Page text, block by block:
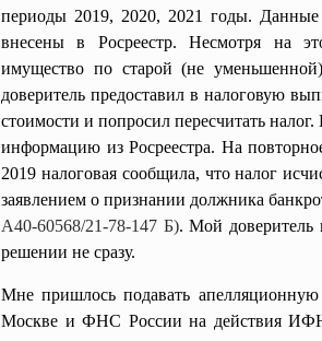
периоды 2019, 2020, 2021 годы.
внесены в Росреестр. Несмотря на
имущество по старой (не
доверитель предоставил в налоговую
стоимости и попросил пересчитать
информацию из Росреестра. На
2019 налоговая сообщила, что налог
заявлением о признании должника
A40-60568/21-78-147 Б). Мой доверитель
решении не сразу.
Мне пришлось подавать
Москве и ФНС России на действия